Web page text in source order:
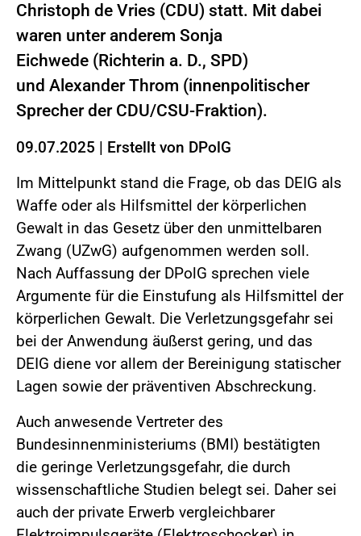
Christoph de Vries (CDU) statt. Mit dabei
waren unter anderem Sonja
Eichwede (Richterin a. D., SPD)
und Alexander Throm (innenpolitischer
Sprecher der CDU/CSU-Fraktion).
09.07.2025 | Erstellt von DPolG
Im Mittelpunkt stand die Frage, ob das DEIG als
Waffe oder als Hilfsmittel der körperlichen
Gewalt in das Gesetz über den unmittelbaren
Zwang (UZwG) aufgenommen werden soll.
Nach Auffassung der DPolG sprechen viele
Argumente für die Einstufung als Hilfsmittel der
körperlichen Gewalt. Die Verletzungsgefahr sei
bei der Anwendung äußerst gering, und das
DEIG diene vor allem der Bereinigung statischer
Lagen sowie der präventiven Abschreckung.
Auch anwesende Vertreter des
Bundesinnenministeriums (BMI) bestätigten
die geringe Verletzungsgefahr, die durch
wissenschaftliche Studien belegt sei. Daher sei
auch der private Erwerb vergleichbarer